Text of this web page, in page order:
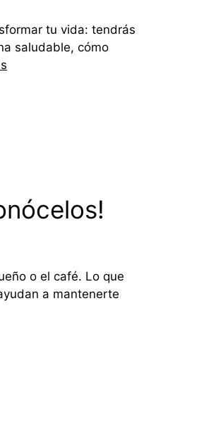
tu vida: tendrás
saludable, cómo
o el café. Lo que
a mantenerte